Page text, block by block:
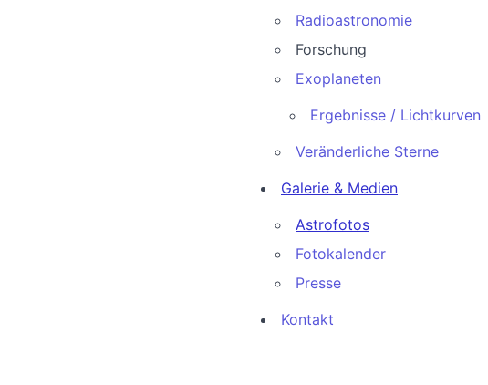
Radioastronomie
Forschung
Exoplaneten
Ergebnisse / Lichtkurven
Veränderliche Sterne
Galerie & Medien
Astrofotos
Fotokalender
Presse
Kontakt